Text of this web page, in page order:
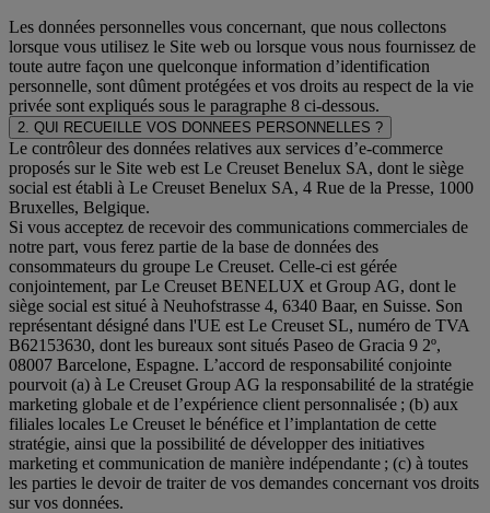
Les données personnelles vous concernant, que nous collectons
lorsque vous utilisez le Site web ou lorsque vous nous fournissez de
toute autre façon une quelconque information d’identification
personnelle, sont dûment protégées et vos droits au respect de la vie
privée sont expliqués sous le paragraphe 8 ci-dessous.
2. QUI RECUEILLE VOS DONNEES PERSONNELLES ?
Le contrôleur des données relatives aux services d’e-commerce
proposés sur le Site web est Le Creuset Benelux SA, dont le siège
social est établi à Le Creuset Benelux SA, 4 Rue de la Presse, 1000
Bruxelles, Belgique.
Si vous acceptez de recevoir des communications commerciales de
notre part, vous ferez partie de la base de données des
consommateurs du groupe Le Creuset. Celle-ci est gérée
conjointement, par Le Creuset BENELUX et Group AG, dont le
siège social est situé à Neuhofstrasse 4, 6340 Baar, en Suisse. Son
représentant désigné dans l'UE est Le Creuset SL, numéro de TVA
B62153630, dont les bureaux sont situés Paseo de Gracia 9 2º,
08007 Barcelone, Espagne. L’accord de responsabilité conjointe
pourvoit (a) à Le Creuset Group AG la responsabilité de la stratégie
marketing globale et de l’expérience client personnalisée ; (b) aux
filiales locales Le Creuset le bénéfice et l’implantation de cette
stratégie, ainsi que la possibilité de développer des initiatives
marketing et communication de manière indépendante ; (c) à toutes
les parties le devoir de traiter de vos demandes concernant vos droits
sur vos données.